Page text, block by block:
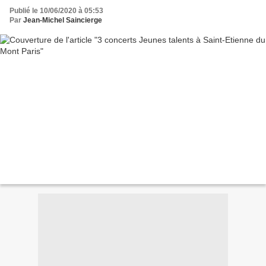
Publié le 10/06/2020 à 05:53
Par Jean-Michel Saincierge